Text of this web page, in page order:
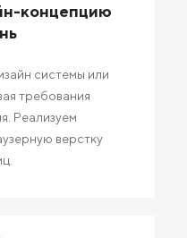
концепцию
системы или
требования
Реализуем
верстку